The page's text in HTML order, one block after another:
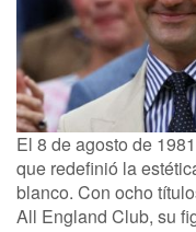
El 8 de agosto de
que redefinió la
blanco. Con ocho
All England Club, su